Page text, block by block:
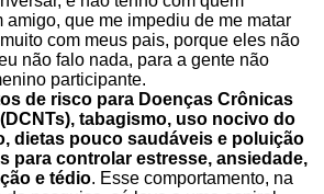
amigo, que me impediu de me matar
com meus pais, porque eles não
não falo nada, para a gente não
participante.
de risco para Doenças Crônicas
tabagismo, uso nocivo do
dietas pouco saudáveis e poluição
para controlar estresse, ansiedade,
e tédio. Esse comportamento, na